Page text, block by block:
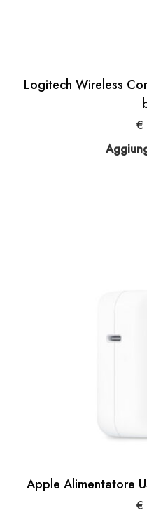
Logitech Wireless
€
Apple Alimentatore
€